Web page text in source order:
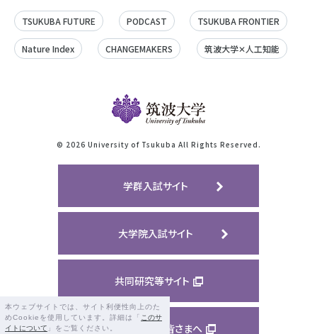
本ウェブサイトでは、サイト利便性向上のた
めCookieを使用しています。詳細は「 このサ
イトについて 」をご覧ください。
TSUKUBA FUTURE PODCAST TSUKUBA FRONTIER
Nature Index CHANGEMAKERS 筑波大学✕人工知能
© 2026 University of Tsukuba All Rights Reserved.
学群入試サイト
大学院入試サイト
共同研究等サイト
ご支援くださる皆さまへ